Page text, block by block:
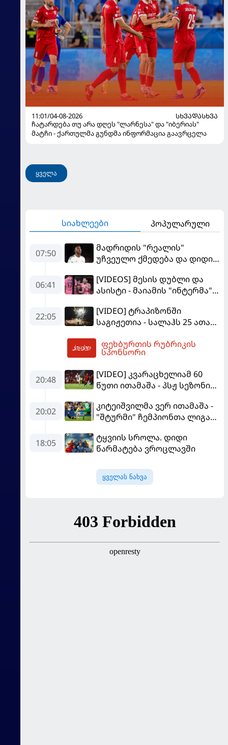
11:01/04-08-2026
ᲡᲮᲕᲐᲓᲐᲡᲮᲕᲐ
ჩატარდება თუ არა დღეს "ლარნესა" და "იბერიას"
მატჩი - ქართულმა გუნდმა ინფორმაცია გაავრცელა
ყველა
სიახლეები პოპულარული
07:50
მადრიდის "რეალის"
უჩვეულო ქმედება და დიდი
მომავალი გადაწყდა
06:41
[VIDEOS] მესის დუბლი და
ასისტი - მაიამის "ინტერმა"
22:05
[VIDEO] ტრაპიზონში
საგიჟეთია - სალაჰს 25 ათასი
ფეხბურთის რუბრიკის
სპონსორი
20:48
[VIDEO] კვარაცხელიამ 60
წუთი ითამაშა - პსჟ სეზონის
"მალიორკასთან"
დამარცხდა
20:02
კიტეიშვილმა ვერ ითამაშა -
"შტურმი" ჩემპიონთა ლიგაზე
დამარცხდა
18:05
ტყვიის სროლა. დიდი
წარმატება ვროცლავში
ყველას ნახვა